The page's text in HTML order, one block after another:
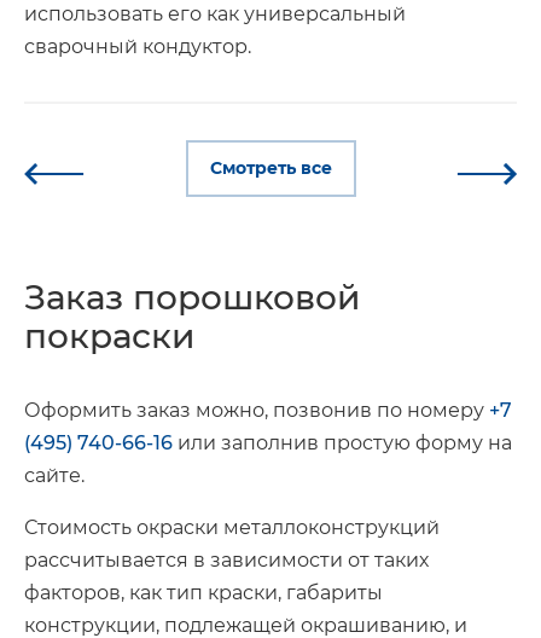
использовать его как универсальный
сварочный кондуктор.
Смотреть все
Заказ порошковой
покраски
Оформить заказ можно, позвонив по номеру +7
(495) 740-66-16 или заполнив простую форму на
сайте.
Стоимость окраски металлоконструкций
рассчитывается в зависимости от таких
факторов, как тип краски, габариты
конструкции, подлежащей окрашиванию, и